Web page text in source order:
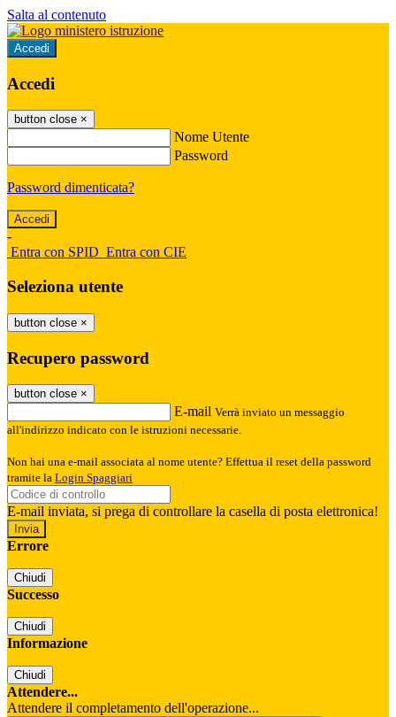
Salta al contenuto
Accedi
Accedi
button close ×
Nome Utente
Password
Password dimenticata?
-
Entra con SPID Entra con CIE
Seleziona utente
button close ×
Recupero password
button close ×
E-mail Verrà inviato un messaggio
all'indirizzo indicato con le istruzioni necessarie.
Non hai una e-mail associata al nome utente? Effettua il reset della password
tramite la Login Spaggiari
E-mail inviata, si prega di controllare la casella di posta elettronica!
Errore
Chiudi
Successo
Chiudi
Informazione
Chiudi
Attendere...
Attendere il completamento dell'operazione...